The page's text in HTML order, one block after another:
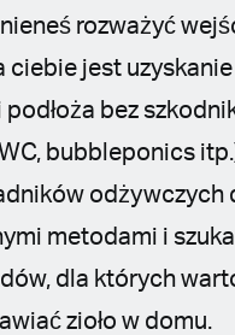
rozważyć
ciebie jest
bez
bubbleponics
odżywczych
metodami i
dla których
zioło w domu.